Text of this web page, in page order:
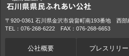
〒920-0361 石川県金沢市袋畠町南193番地 西部
TEL：076-268-6222 FAX：076-268-6653
公社概要 プレスリリ